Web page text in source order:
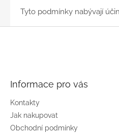
Tyto podmínky nabývají
Informace pro vás
Kontakty
Jak nakupovat
Obchodní podmínky